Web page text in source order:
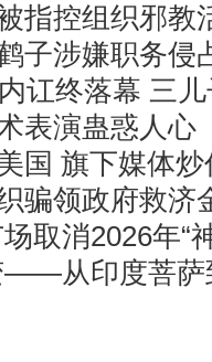
指控组织邪教
子涉嫌职务侵
讧终落幕 三
表演蛊惑人心
国 旗下媒体
骗领政府救济
取消2026年“
——从印度菩萨